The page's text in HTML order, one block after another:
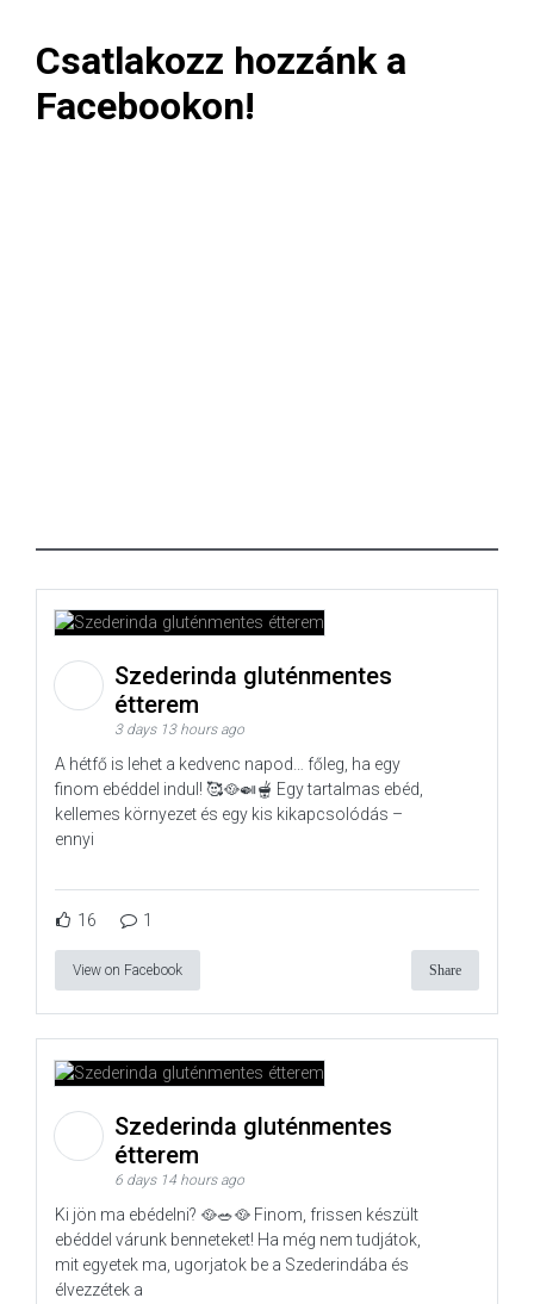
Csatlakozz hozzánk a
Facebookon!
Szederinda gluténmentes
étterem
3 days 13 hours ago
A hétfő is lehet a kedvenc napod… főleg, ha egy
finom ebéddel indul! 🥰🥘🍛🫕 Egy tartalmas ebéd,
kellemes környezet és egy kis kikapcsolódás –
ennyi
16 1
View on Facebook Share
Szederinda gluténmentes
étterem
6 days 14 hours ago
Ki jön ma ebédelni? 🥘🥗🥘 Finom, frissen készült
ebéddel várunk benneteket! Ha még nem tudjátok,
mit egyetek ma, ugorjatok be a Szederindába és
élvezzétek a